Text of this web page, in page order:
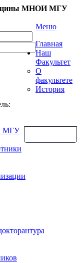
МНОИ МГУ
Меню
Главная
Наш
Факультет
О
факультете
История
МГУ